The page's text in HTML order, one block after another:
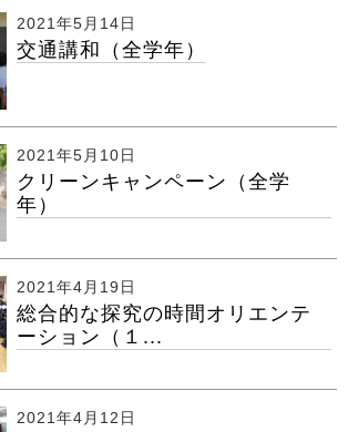
2021年5月14日
交通講和（全学年）
2021年5月10日
クリーンキャンペーン（全学
年）
2021年4月19日
総合的な探究の時間オリエンテ
ーション（１...
2021年4月12日